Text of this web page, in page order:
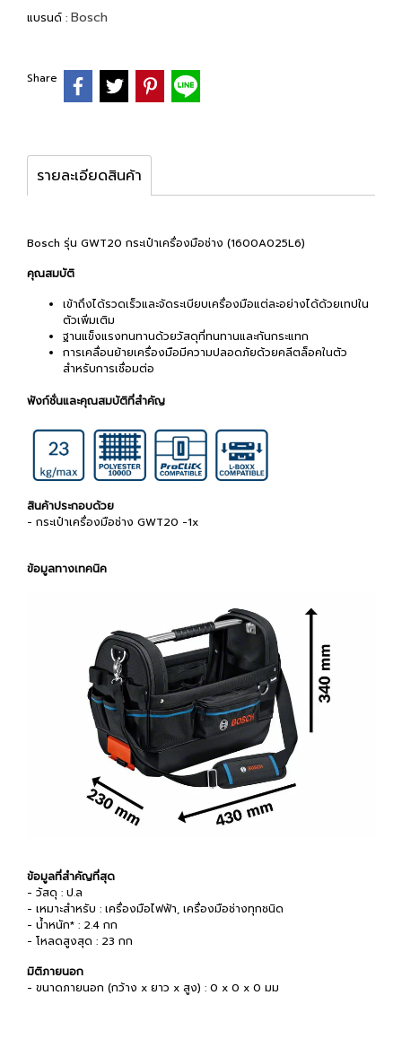
แบรนด์ : Bosch
Share
รายละเอียดสินค้า
Bosch รุ่น GWT20 กระเป๋าเครื่องมือช่าง (1600A025L6)
คุณสมบัติ
เข้าถึงได้รวดเร็วและจัดระเบียบเครื่องมือแต่ละอย่างได้ด้วยเทปใน
ตัวเพิ่มเติม
ฐานแข็งแรงทนทานด้วยวัสดุที่ทนทานและกันกระแทก
การเคลื่อนย้ายเครื่องมือมีความปลอดภัยด้วยคลีตล็อคในตัว
สำหรับการเชื่อมต่อ
ฟังก์ชั่นและคุณสมบัติที่สำคัญ
สินค้าประกอบด้วย
- กระเป๋าเครื่องมือช่าง GWT20 -1x
ข้อมูลทางเทคนิค
ข้อมูลที่สำคัญที่สุด
- วัสดุ : ป.ล
- เหมาะสำหรับ : เครื่องมือไฟฟ้า, เครื่องมือช่างทุกชนิด
- น้ำหนัก* : 2.4 กก
- โหลดสูงสุด : 23 กก
มิติภายนอก
- ขนาดภายนอก (กว้าง x ยาว x สูง) : 0 x 0 x 0 มม